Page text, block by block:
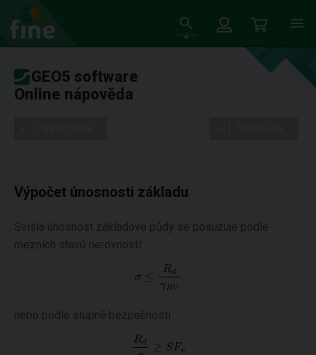
GEO5 software
Online nápověda
Výpočet únosnosti základu
Svislá únosnost základové půdy se posuzuje podle
mezních stavů nerovností:
nebo podle stupně bezpečnosti: